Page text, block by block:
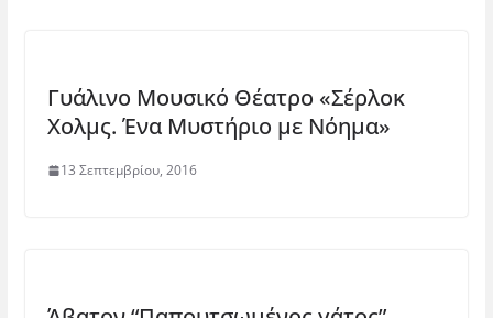
Γυάλινο Μουσικό Θέατρο «Σέρλοκ
Χολμς. Ένα Μυστήριο με Νόημα»
13 Σεπτεμβρίου, 2016